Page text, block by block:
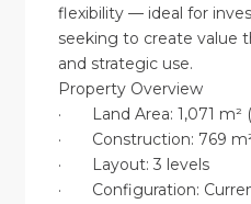
flexibility — ideal for
seeking to create value
and strategic use.
Property Overview
· Land Area: 1,071 m²
· Construction: 769
· Layout: 3 levels
· Configuration: